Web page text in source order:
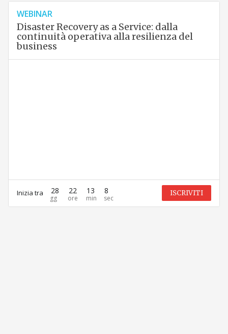
WEBINAR
Disaster Recovery as a Service: dalla
continuità operativa alla resilienza del
business
Inizia tra 28 22 13 8 ISCRIVITI